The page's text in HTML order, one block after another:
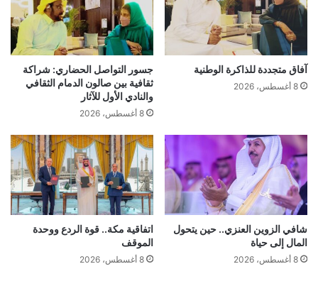
آفاق متجددة للذاكرة الوطنية
8 أغسطس، 2026
جسور التواصل الحضاري: شراكة
ثقافية بين صالون الدمام الثقافي
والنادي الأول للآثار
8 أغسطس، 2026
شافي الزوين العنزي.. حين يتحول
المال إلى حياة
8 أغسطس، 2026
اتفاقية مكة.. قوة الردع ووحدة
الموقف
8 أغسطس، 2026